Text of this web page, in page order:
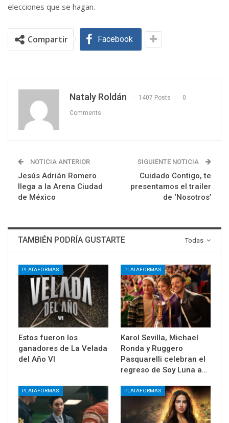
elecciones que se hagan.
Compartir Facebook
Nataly Roldán 1407 Posts 0
Comments
NOTICIA ANTERIOR
Jesús Adrián Romero
llega a la Arena Ciudad
de México
SIGUIENTE NOTICIA
Cuidado Contigo, te
presentamos el trailer
de ‘Nosotros’
Todas
TAMBIÉN PODRÍA GUSTARTE
PLATAFORMAS
Estos fueron los
ganadores de La Velada
del Año VI
PLATAFORMAS
Karol Sevilla, Michael
Ronda y Ruggero
Pasquarelli celebran el
regreso de Soy Luna a…
PLATAFORMAS PLATAFORMAS